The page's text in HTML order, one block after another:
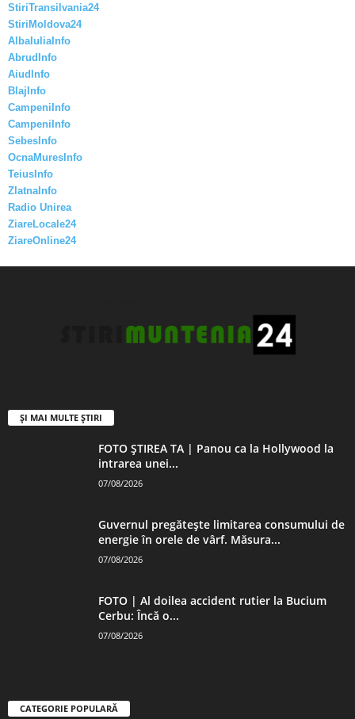
StiriTransilvania24
StiriMoldova24
AlbaIuliaInfo
AbrudInfo
AiudInfo
BlajInfo
CampeniInfo
CampeniInfo
SebesInfo
OcnaMuresInfo
TeiusInfo
ZlatnaInfo
Radio Unirea
ZiareLocale24
ZiareOnline24
ȘI MAI MULTE ȘTIRI
FOTO ȘTIREA TA | Panou ca la Hollywood la
intrarea unei...
07/08/2026
Guvernul pregătește limitarea consumului de
energie în orele de vârf. Măsura...
07/08/2026
FOTO | Al doilea accident rutier la Bucium
Cerbu: Încă o...
07/08/2026
CATEGORIE POPULARĂ